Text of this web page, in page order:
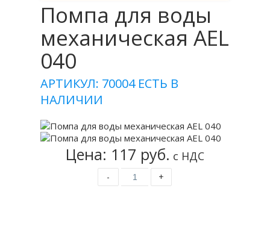
Помпа для воды
механическая AEL
040
АРТИКУЛ: 70004 ЕСТЬ В
НАЛИЧИИ
Цена: 117 руб. с НДС
- +